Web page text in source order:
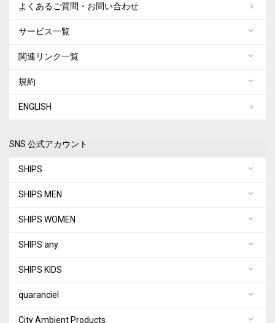
よくあるご質問・お問い合わせ
サービス一覧
関連リンク一覧
規約
ENGLISH
SNS 公式アカウント
SHIPS
SHIPS MEN
SHIPS WOMEN
SHIPS any
SHIPS KIDS
quaranciel
City Ambient Products